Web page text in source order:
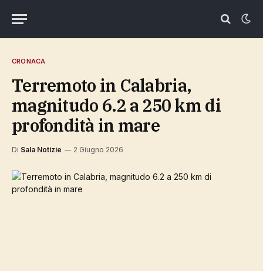
CRONACA
Terremoto in Calabria,
magnitudo 6.2 a 250 km di
profondità in mare
Di Sala Notizie 2 Giugno 2026